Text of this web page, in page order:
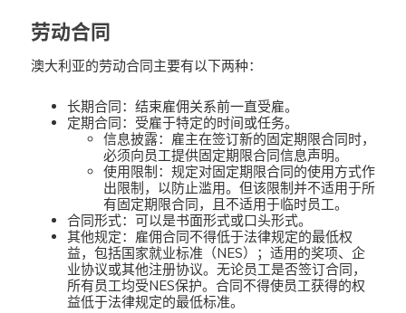
劳动合同
澳大利亚的劳动合同主要有以下两种：
长期合同：结束雇佣关系前一直受雇。
定期合同：受雇于特定的时间或任务。
信息披露：雇主在签订新的固定期限合同时，
必须向员工提供固定期限合同信息声明。
使用限制：规定对固定期限合同的使用方式作
出限制，以防止滥用。但该限制并不适用于所
有固定期限合同，且不适用于临时员工。
合同形式：可以是书面形式或口头形式。
其他规定：雇佣合同不得低于法律规定的最低权
益，包括国家就业标准（NES）；适用的奖项、企
业协议或其他注册协议。无论员工是否签订合同，
所有员工均受NES保护。合同不得使员工获得的权
益低于法律规定的最低标准。